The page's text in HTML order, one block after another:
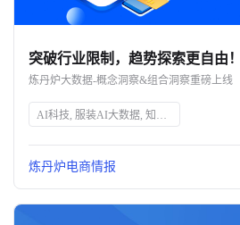
炼丹炉大数据-概念洞察&组合洞察重磅上线
AI科技, 服装AI大数据, 知衣科技, 市场趋势分析, 跨行业竞争, 消费者洞察, 产品定位, 数据分析, 电商市场数据, 新消费品牌, 行业趋势探索, 增量人群, 细分市场, 品类拓展, 市场调研
炼丹炉电商情报